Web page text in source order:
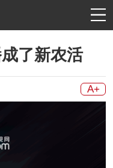
了新农活
A+